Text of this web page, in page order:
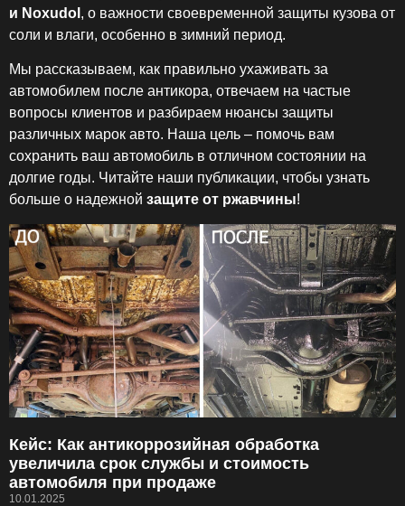
и Noxudol , о важности своевременной защиты кузова от
соли и влаги, особенно в зимний период.
Мы рассказываем, как правильно ухаживать за
автомобилем после антикора, отвечаем на частые
вопросы клиентов и разбираем нюансы защиты
различных марок авто. Наша цель – помочь вам
сохранить ваш автомобиль в отличном состоянии на
долгие годы. Читайте наши публикации, чтобы узнать
больше о надежной защите от ржавчины!
Кейс: Как антикоррозийная обработка
увеличила срок службы и стоимость
автомобиля при продаже
10.01.2025